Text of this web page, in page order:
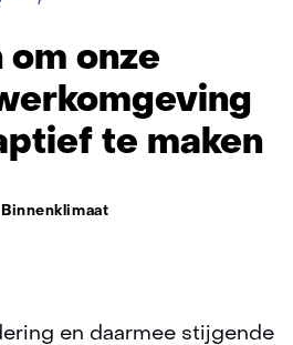
onze
woon-
en
werkomgeving
klimaatadaptief
maken
onze
te maken
Binnenklimaat
en daarmee stijgende